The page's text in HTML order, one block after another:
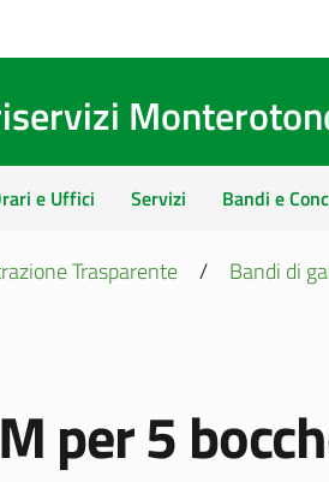
e Uffici Servizi Bandi e
Trasparente / Bandi di
per 5